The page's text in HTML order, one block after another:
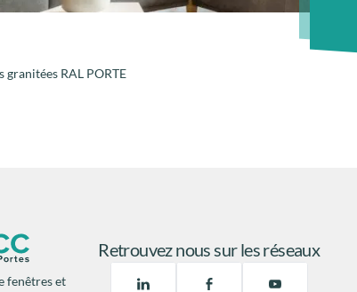
RAL PORTE
fenêtres et
Retrouvez nous sur les réseaux